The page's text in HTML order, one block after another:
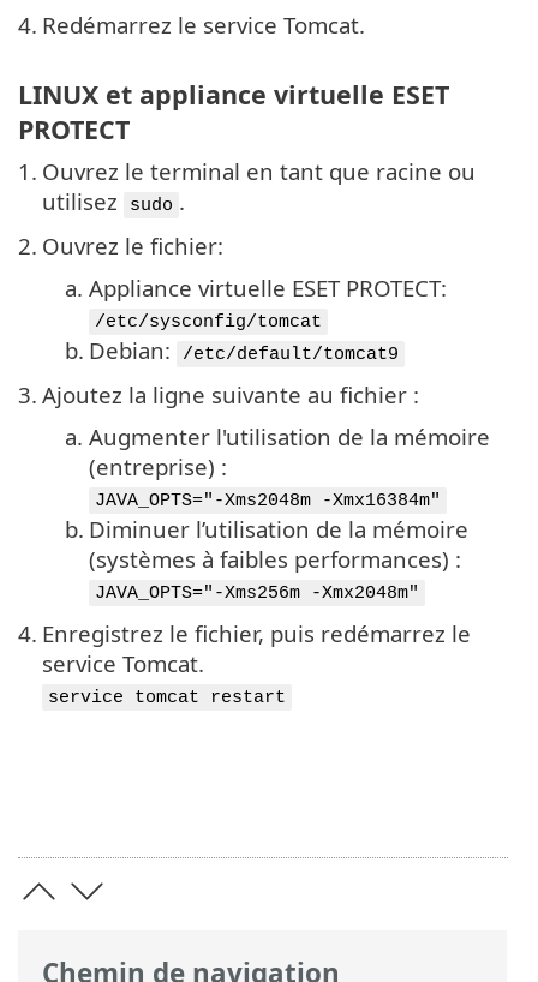
Chemin de navigation
4. Redémarrez le service Tomcat.
LINUX et appliance virtuelle ESET
PROTECT
1. Ouvrez le terminal en tant que racine ou
utilisez
sudo .
2. Ouvrez le fichier:
a. Appliance virtuelle ESET PROTECT:
/etc/sysconfig/tomcat
b. Debian: /etc/default/tomcat9
3. Ajoutez la ligne suivante au fichier :
a. Augmenter l'utilisation de la mémoire
(entreprise) :
JAVA_OPTS="-Xms2048m -Xmx16384m"
b. Diminuer l’utilisation de la mémoire
(systèmes à faibles performances) :
JAVA_OPTS="-Xms256m -Xmx2048m"
4. Enregistrez le fichier, puis redémarrez le
service Tomcat.
service tomcat restart